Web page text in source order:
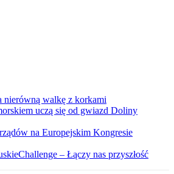
nierówną walkę z korkami
uczą się od gwiazd Doliny
na Europejskim Kongresie
– Łączy nas przyszłość